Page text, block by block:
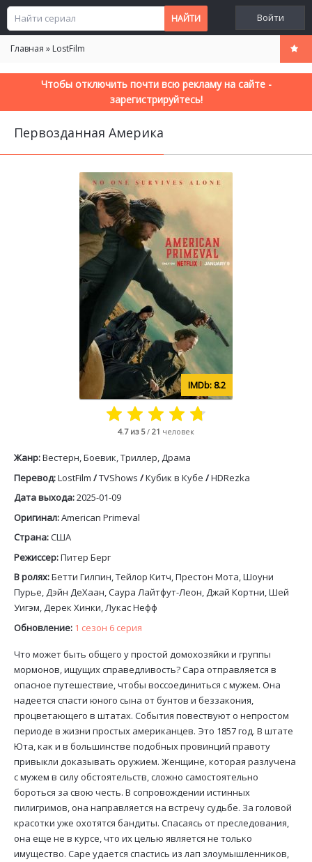
Войти
Главная » LostFilm
Чтобы отключить почти всю рекламу на сайте -
зарегистрируйтесь!
Первозданная Америка
8.2
4.7из 5/ 21 человек
Жанр:Вестерн, Боевик, Триллер, Драма
Перевод:LostFilm /TVShows /Кубик в Кубе /HDRezka
Дата выхода:2025-01-09
Оригинал:American Primeval
Страна:США
Режиссер:Питер Берг
В ролях:Бетти Гилпин, Тейлор Китч, Престон Мота, Шоуни
Пурье, Дэйн ДеХаан, Саура Лайтфут-Леон, Джай Кортни, Шей
Уигэм, Дерек Хинки, Лукас Нефф
Обновление: 1 сезон 6 серия
Что может быть общего у простой домохозяйки и группы
мормонов, ищущих справедливость? Сара отправляется в
опасное путешествие, чтобы воссоединиться с мужем. Она
надеется спасти юного сына от бунтов и беззакония,
процветающего в штатах. События повествуют о непростом
периоде в жизни простых американцев. Это 1857 год. В штате
Юта, как и в большинстве подобных провинций правоту
привыкли доказывать оружием. Женщине, которая разлучена
с мужем в силу обстоятельств, сложно самостоятельно
бороться за свою честь. В сопровождении истинных
пилигримов, она направляется на встречу судьбе. За головой
красотки уже охотятся бандиты. Спасаясь от преследования,
она еще не в курсе, что их целью является не только
имущество. Саре удается спастись из лап злоумышленников,